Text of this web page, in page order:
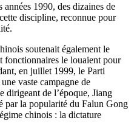
1990, des dizaines de
discipline, reconnue pour
soutenait également le
fonctionnaires le louaient pour
en juillet 1999, le Parti
vaste campagne de
dirigeant de l’époque, Jiang
par la popularité du Falun Gong
chinois : la dictature